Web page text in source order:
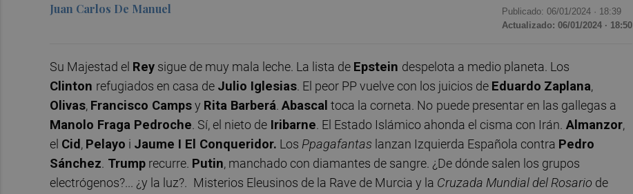
Juan Carlos De Manuel Publicado: 06/01/2024 · 18:39
Actualizado: 06/01/2024 · 18:50
Su Majestad el Rey sigue de muy mala leche. La lista de Epstein despelota a medio planeta. Los
Clinton refugiados en casa de Julio Iglesias. El peor PP vuelve con los juicios de Eduardo Zaplana,
Olivas, Francisco Campsy Rita Barberá. Abascal toca la corneta. No puede presentar en las gallegas a
Manolo Fraga Pedroche. Sí, el nieto de Iribarne. El Estado Islámico ahonda el cisma con Irán. Almanzor,
el Cid, Pelayo i Jaume I El Conqueridor. Los Ppagafantas lanzan Izquierda Española contra Pedro
Sánchez. Trump recurre. Putin, manchado con diamantes de sangre. ¿De dónde salen los grupos
electrógenos?... ¿y la luz?. Misterios Eleusinos de la Rave de Murcia y la Cruzada Mundial del Rosario de